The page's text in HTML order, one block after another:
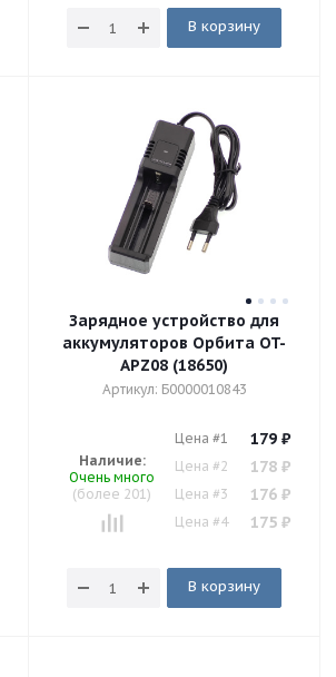
В корзину
Зарядное устройство для
аккумуляторов Орбита OT-
APZ08 (18650)
Артикул: Б0000010843
Наличие:
Очень много
(более 201)
Цена #1 179 ₽
Цена #2 178 ₽
Цена #3 176 ₽
Цена #4 175 ₽
В корзину